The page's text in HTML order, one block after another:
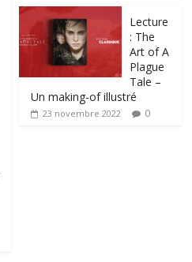
Lecture
: The
Art of A
Plague
Tale –
Un making-of illustré
23 novembre 2022 0